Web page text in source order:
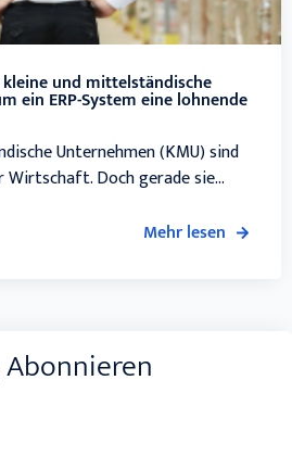
und mittelständische
ein ERP-System eine lohnende
Unternehmen (KMU) sind
Wirtschaft. Doch gerade sie...
Mehr lesen